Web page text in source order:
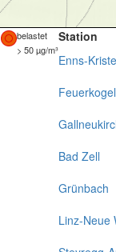
belastet
> 50 µg/m³
Station
Enns-
Feuerkogel
Bad Zell
Grünbach
Linz-Neue